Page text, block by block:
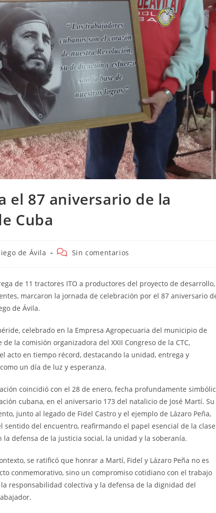
el 87 aniversario de la
Cuba
de Ávila
Comentarios
entrada:
Sin comentarios
de 11 tractores ITO a productores del proyecto de desarrollo,
marcaron la jornada de celebración por el 87 aniversario
de Ávila.
celebrado en la Empresa Agropecuaria del municipio de
la comisión organizadora del XXII Congreso de la CTC,
acto en tiempo récord, destacando la unidad, entrega y
un día de luz y esperanza.
coincidió con el 28 de enero, fecha profundamente
cubana, en el aniversario 173 del natalicio de José Martí. Su
junto al legado de Fidel Castro y el ejemplo de Lázaro Peña,
sentido del encuentro, reafirmando el papel esencial de la clase
la defensa de la justicia social, la unidad y la soberanía.
se ratificó que honrar a Martí, Fidel y Lázaro Peña no es
conmemorativo, sino un compromiso cotidiano con el trabajo
responsabilidad colectiva y la defensa de la dignidad del